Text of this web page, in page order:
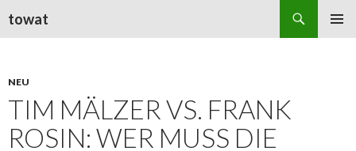
towat
NEU
TIM MÄLZER VS. FRANK
ROSIN: WER MUSS DIE